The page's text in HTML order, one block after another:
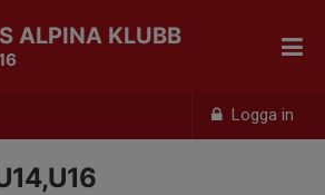
Logga in
ALPINA KLUBB